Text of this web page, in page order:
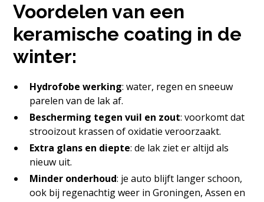
Voordelen van een
keramische coating in de
winter:
Hydrofobe werking: water, regen en sneeuw
parelen van de lak af.
Bescherming tegen vuil en zout: voorkomt dat
strooizout krassen of oxidatie veroorzaakt.
Extra glans en diepte: de lak ziet er altijd als
nieuw uit.
Minder onderhoud: je auto blijft langer schoon,
ook bij regenachtig weer in Groningen, Assen en